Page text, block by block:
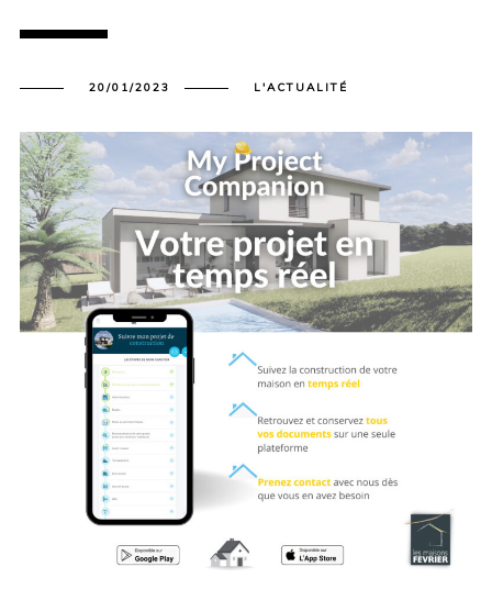
20/01/2023 L'ACTUALITÉ